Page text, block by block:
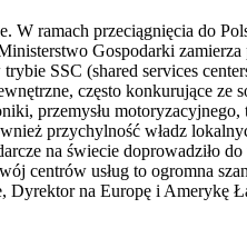
W ramach przeciągnięcia do
Gospodarki
SSC (shared services
często konkurujące
przemysłu
przychylność władz
na świecie doprowadziło
centrów usług to ogromna
na Europę i Amerykę